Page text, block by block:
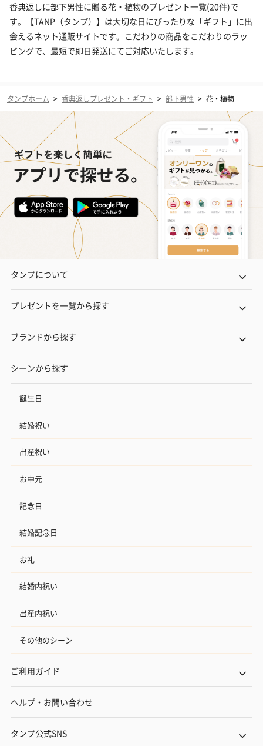
香典返しに部下男性に贈る花・植物のプレゼント一覧(20件)で
す。【TANP（タンプ）】は大切な日にぴったりな「ギフト」に出
会えるネット通販サイトです。こだわりの商品をこだわりのラッ
ピングで、最短で即日発送にてご対応いたします。
タンプホーム > 香典返しプレゼント・ギフト > 部下男性 > 花・植物
タンプについて
プレゼントを一覧から探す
ブランドから探す
シーンから探す
誕生日
結婚祝い
出産祝い
お中元
記念日
結婚記念日
お礼
結婚内祝い
出産内祝い
その他のシーン
ご利用ガイド
ヘルプ・お問い合わせ
タンプ公式SNS